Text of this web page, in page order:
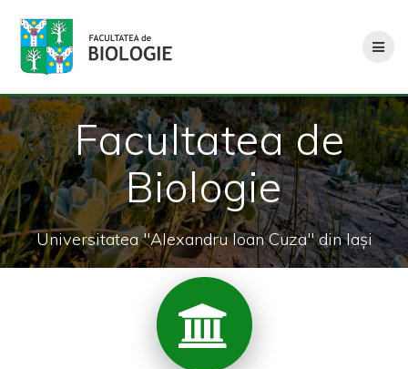
Facultatea de
Biologie
Universitatea "Alexandru Ioan Cuza" din Iași